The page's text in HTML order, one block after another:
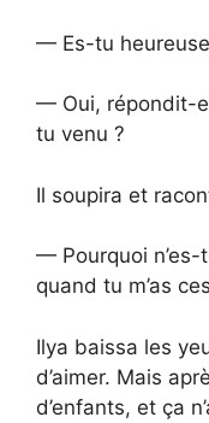
— Es-tu
— Oui, répondit-
tu venu ?
Il soupira et
— Pourquoi
quand tu m’as
Ilya baissa les
d’aimer. Mais
d’enfants, et ça